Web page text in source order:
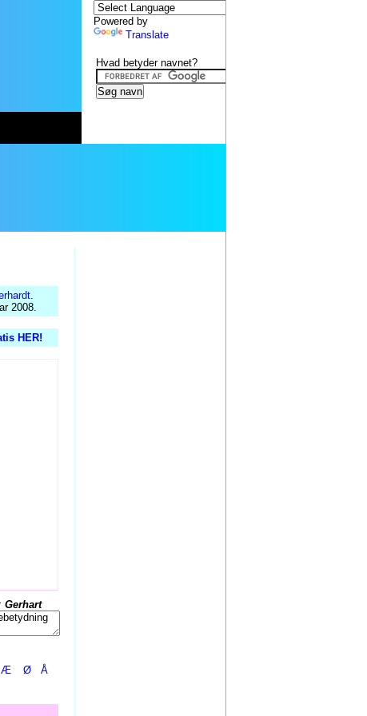
.
2008.
HER!
Gerhart
Æ Ø Å
Powered by
Translate
Hvad betyder navnet?